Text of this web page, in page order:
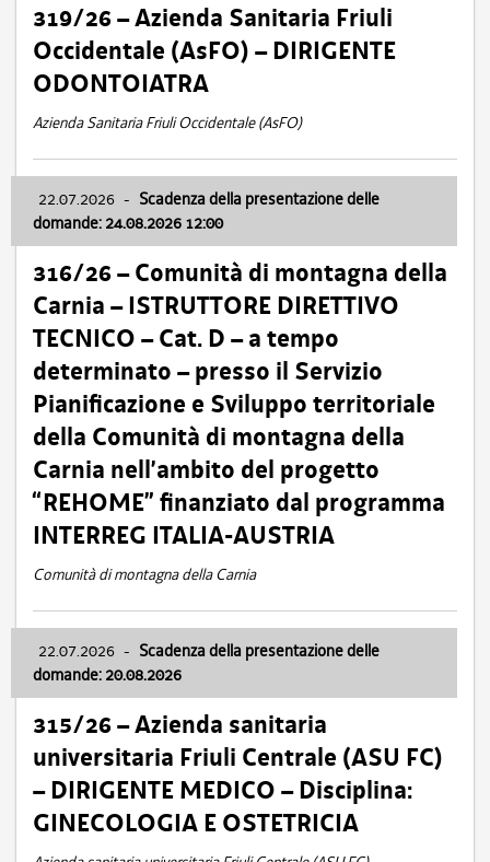
319/26 – Azienda Sanitaria Friuli
Occidentale (AsFO) – DIRIGENTE
ODONTOIATRA
Azienda Sanitaria Friuli Occidentale (AsFO)
22.07.2026 - Scadenza della presentazione delle
domande: 24.08.2026 12:00
316/26 – Comunità di montagna della
Carnia – ISTRUTTORE DIRETTIVO
TECNICO – Cat. D – a tempo
determinato – presso il Servizio
Pianificazione e Sviluppo territoriale
della Comunità di montagna della
Carnia nell’ambito del progetto
“REHOME” finanziato dal programma
INTERREG ITALIA-AUSTRIA
Comunità di montagna della Carnia
22.07.2026 - Scadenza della presentazione delle
domande: 20.08.2026
315/26 – Azienda sanitaria
universitaria Friuli Centrale (ASU FC)
– DIRIGENTE MEDICO – Disciplina:
GINECOLOGIA E OSTETRICIA